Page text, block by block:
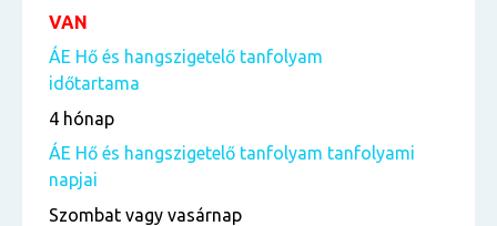
VAN
ÁE Hő és hangszigetelő tanfolyam
időtartama
4 hónap
ÁE Hő és hangszigetelő tanfolyam tanfolyami
napjai
Szombat vagy vasárnap